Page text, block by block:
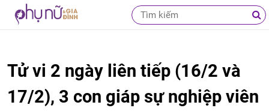
Tử vi 2 ngày liên tiếp (16/2 và
17/2), 3 con giáp sự nghiệp viên